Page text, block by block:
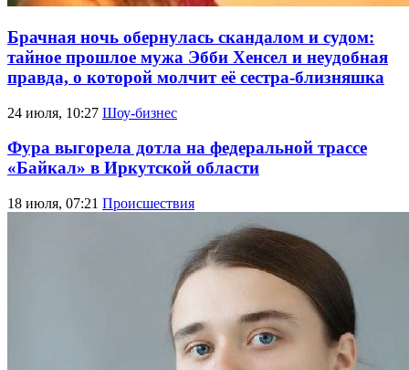
Брачная ночь обернулась скандалом и судом:
тайное прошлое мужа Эбби Хенсел и неудобная
правда, о которой молчит её сестра-близняшка
24 июля, 10:27 Шоу-бизнес
Фура выгорела дотла на федеральной трассе
«Байкал» в Иркутской области
18 июля, 07:21 Происшествия